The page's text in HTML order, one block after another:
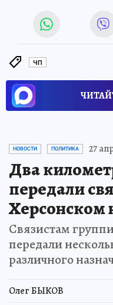
ЧП
НОВОСТИ ПОЛИТИКА 27
Два
передали
Херсонском
Связистам
передали
различного
Олег БЫКОВ